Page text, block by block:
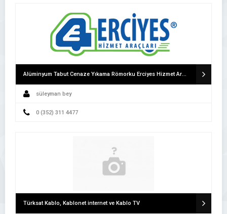
Alüminyum Tabut Cenaze Yıkama Römorku Erciyes Hizmet Araçları Cenaze Römorku
süleyman bey
0 (352) 311 4477
Türksat Kablo, Kablonet internet ve Kablo TV